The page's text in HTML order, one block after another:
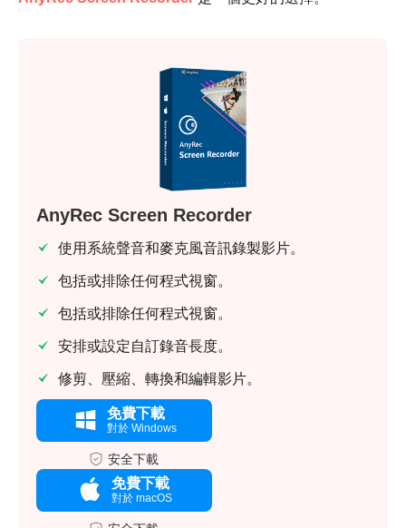
AnyRec Screen Recorder
使用系統聲音和麥克風音訊錄製影片。
包括或排除任何程式視窗。
包括或排除任何程式視窗。
安排或設定自訂錄音長度。
修剪、壓縮、轉換和編輯影片。
免費下載
對於 Windows
安全下載
免費下載
對於 macOS